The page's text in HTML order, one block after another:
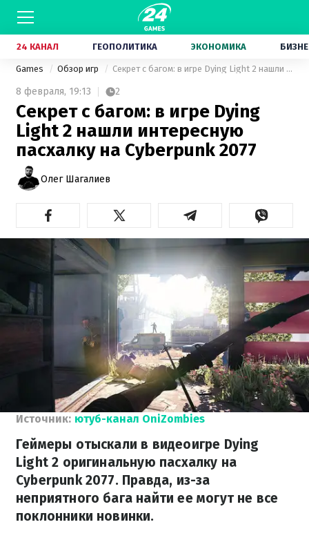
24 КАНАЛ ГЕОПОЛИТИКА ЭКОНОМИКА
Games Обзор игр Секрет с багом: в игре Dying Light 2 нашли интересную пасхалку на Cyberpunk 2077
8 февраля, 19:13 2
Секрет с багом: в игре Dying
Light 2 нашли интересную
пасхалку на Cyberpunk 2077
Олег Шагалиев
Источник: ютуб-канал OniZombies
Геймеры отыскали в видеоигре Dying
Light 2 оригинальную пасхалку на
Cyberpunk 2077. Правда, из-за
неприятного бага найти ее могут не все
поклонники новинки.